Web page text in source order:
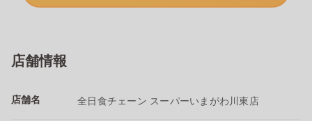
店舗情報
店舗名 全日食チェーン スーパーいまがわ川東店